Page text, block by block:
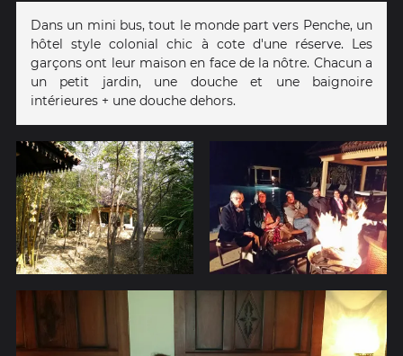
Dans un mini bus, tout le monde part vers Penche, un
hôtel style colonial chic à cote d'une réserve. Les
garçons ont leur maison en face de la nôtre. Chacun a
un petit jardin, une douche et une baignoire
intérieures + une douche dehors.